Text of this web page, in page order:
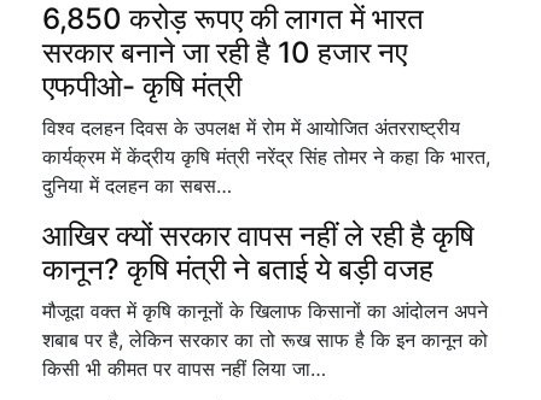
6,850 करोड़ रूपए की लागत में भारत
सरकार बनाने जा रही है 10 हजार नए
एफपीओ- कृषि मंत्री
विश्व दलहन दिवस के उपलक्ष में रोम में आयोजित अंतरराष्ट्रीय
कार्यक्रम में केंद्रीय कृषि मंत्री नरेंद्र सिंह तोमर ने कहा कि भारत,
दुनिया में दलहन का सबस…
आखिर क्यों सरकार वापस नहीं ले रही है कृषि
कानून? कृषि मंत्री ने बताई ये बड़ी वजह
मौजूदा वक्त में कृषि कानूनों के खिलाफ किसानों का आंदोलन अपने
शबाब पर है, लेकिन सरकार का तो रूख साफ है कि इन कानून को
किसी भी कीमत पर वापस नहीं लिया जा…